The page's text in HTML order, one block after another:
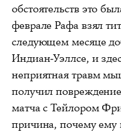
обстоятельств это
феврале Рафа взял
следующем месяце
Индиан-Уэллсе, и
неприятная травм
получил
матча с Тейлором
причина, почему ему